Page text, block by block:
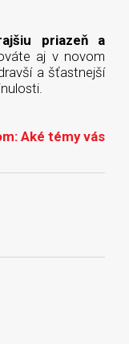
priazeň a
aj v novom
a šťastnejší
Aké témy vás